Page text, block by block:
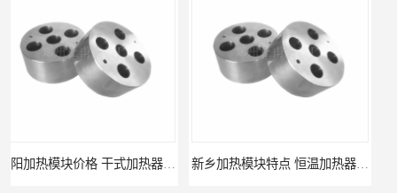
新乡加热模块报价 恒温加热器